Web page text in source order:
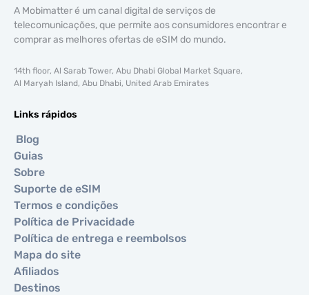
A Mobimatter é um canal digital de serviços de
telecomunicações, que permite aos consumidores encontrar e
comprar as melhores ofertas de eSIM do mundo.
14th floor, Al Sarab Tower, Abu Dhabi Global Market Square,
Al Maryah Island, Abu Dhabi, United Arab Emirates
Links rápidos
Blog
Guias
Sobre
Suporte de eSIM
Termos e condições
Política de Privacidade
Política de entrega e reembolsos
Mapa do site
Afiliados
Destinos